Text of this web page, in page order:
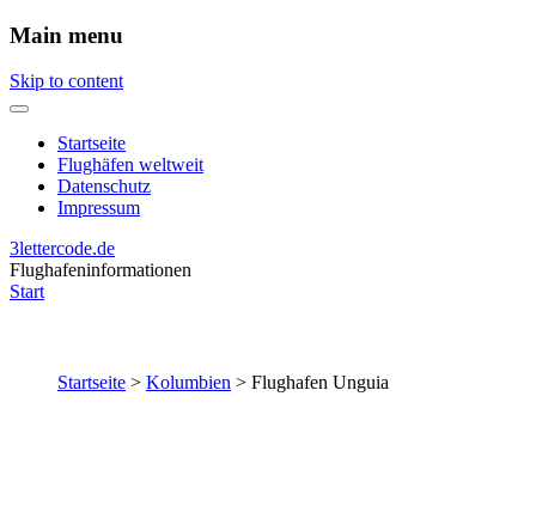
Main menu
Skip to content
Startseite
Flughäfen weltweit
Datenschutz
Impressum
3lettercode.de
Flughafeninformationen
Start
Startseite > Kolumbien > Flughafen Unguia